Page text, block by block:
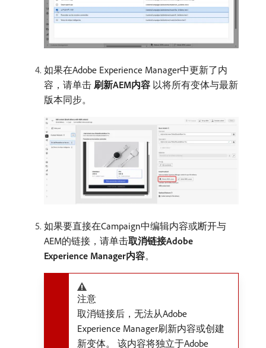
如果在Adobe Experience Manager中更新了内
容，请单击​ 刷新AEM内容 ​以将所有变体与最新
版本同步。
如果要直接在Campaign中编辑内容或断开与
AEM的链接，请单击​取消链接Adobe
Experience Manager内容。
注意
取消链接后，无法从Adobe
Experience Manager刷新内容或创建
新变体。 该内容将独立于Adobe